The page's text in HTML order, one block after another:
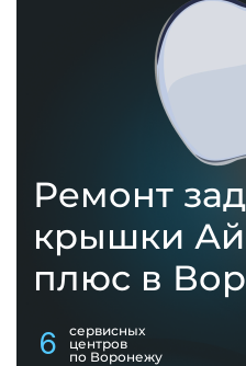
Ремонт
крышки
плюс в
6
сервисных
центров
по Воронежу